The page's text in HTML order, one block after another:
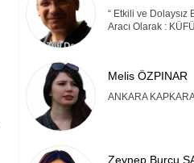
“ Etkili ve Dolaysız
Aracı Olarak :
Melis ÖZPINAR
ANKARA
Zeynep Burcu